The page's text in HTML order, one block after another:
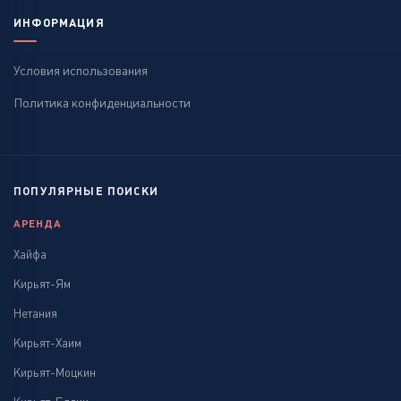
ИНФОРМАЦИЯ
Условия использования
Политика конфиденциальности
ПОПУЛЯРНЫЕ ПОИСКИ
АРЕНДА
Хайфа
Кирьят-Ям
Нетания
Кирьят-Хаим
Кирьят-Моцкин